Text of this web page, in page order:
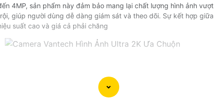
4MP, sản phẩm này đảm bảo mang lại chất lượng hình ảnh vượt
giúp người dùng dễ dàng giám sát và theo dõi. Sự kết hợp giữa
suất cao và giá cả phải chăng